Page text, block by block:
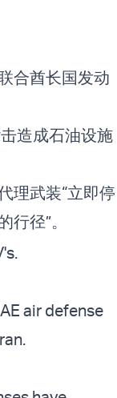
合酋长国发动
造成石油设施
理武装“立即停
径”。
air defense